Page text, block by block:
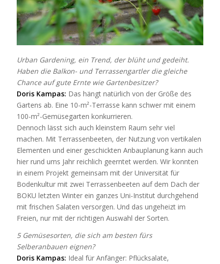
Urban Gardening, ein Trend, der blüht und gedeiht.
Haben die Balkon- und Terrassengartler die gleiche
Chance auf gute Ernte wie Gartenbesitzer?
Doris Kampas: Das hängt natürlich von der Größe des
Gartens ab. Eine 10-m²-Terrasse kann schwer mit einem
100-m²-Gemüsegarten konkurrieren.
Dennoch lässt sich auch kleinstem Raum sehr viel
machen. Mit Terrassenbeeten, der Nutzung von vertikalen
Elementen und einer geschickten Anbauplanung kann auch
hier rund ums Jahr reichlich geerntet werden. Wir konnten
in einem Projekt gemeinsam mit der Universität für
Bodenkultur mit zwei Terrassenbeeten auf dem Dach der
BOKU letzten Winter ein ganzes Uni-Institut durchgehend
mit frischen Salaten versorgen. Und das ungeheizt im
Freien, nur mit der richtigen Auswahl der Sorten.
5 Gemüsesorten, die sich am besten fürs
Selberanbauen eignen?
Doris Kampas: Ideal für Anfänger: Pflücksalate,